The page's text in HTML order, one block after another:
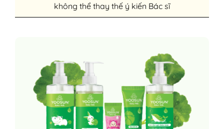
không thể thay thế ý kiến Bác sĩ